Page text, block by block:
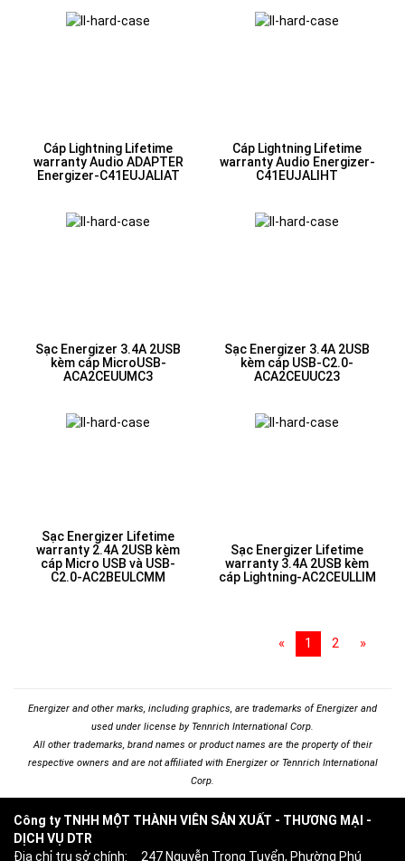
Cáp Lightning Lifetime
warranty Audio ADAPTER
Energizer-C41EUJALIAT
Cáp Lightning Lifetime
warranty Audio Energizer-
C41EUJALIHT
Sạc Energizer 3.4A 2USB
kèm cáp MicroUSB-
ACA2CEUUMC3
Sạc Energizer 3.4A 2USB
kèm cáp USB-C2.0-
ACA2CEUUC23
Sạc Energizer Lifetime
warranty 2.4A 2USB kèm
cáp Micro USB và USB-
C2.0-AC2BEULCMM
Sạc Energizer Lifetime
warranty 3.4A 2USB kèm
cáp Lightning-AC2CEULLIM
« 1 2 »
Energizer and other marks, including graphics, are trademarks of Energizer and
used under license by Tennrich International Corp.
All other trademarks, brand names or product names are the property of their
respective owners and are not affiliated with Energizer or Tennrich International
Corp.
Công ty TNHH MỘT THÀNH VIÊN SẢN XUẤT - THƯƠNG MẠI -
DỊCH VỤ DTR
Địa chỉ trụ sở chính: 247 Nguyễn Trọng Tuyển, Phường Phú